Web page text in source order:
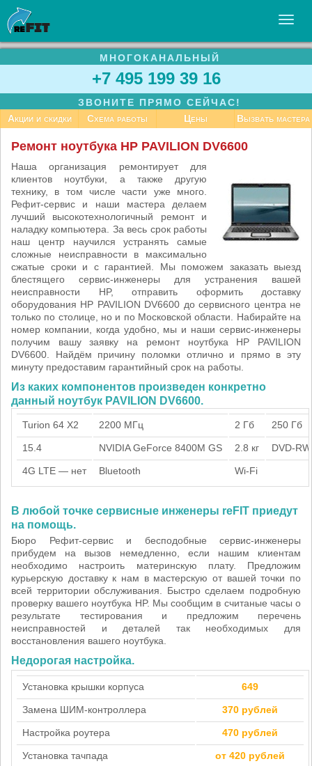
УСЛУГИ
БИЗНЕСУ
СТАТЬИ
МНОГОКАНАЛЬНЫЙ
+7 495 199 39 16
ЗВОНИТЕ ПРЯМО СЕЙЧАС!
Акции и скидки
Схема работы Цены Вызвать мастера
Ремонт ноутбука HP PAVILION DV6600
Наша организация ремонтирует для
клиентов ноутбуки, а также другую
технику, в том числе части уже много.
Рефит-сервис и наши мастера делаем
лучший высокотехнологичный ремонт и
наладку компьютера. За весь срок работы
наш центр научился устранять самые
сложные неисправности в максимально
сжатые сроки и с гарантией. Мы поможем заказать выезд
блестящего сервис-инженеры для устранения вашей
неисправности HP, отправить оформить доставку
оборудования HP PAVILION DV6600 до сервисного центра не
только по столице, но и по Московской области. Набирайте на
номер компании, когда удобно, мы и наши сервис-инженеры
получим вашу заявку на ремонт ноутбука HP PAVILION
DV6600. Найдём причину поломки отлично и прямо в эту
минуту предоставим гарантийный срок на работы.
Из каких компонентов произведен конкретно
данный ноутбук PAVILION DV6600.
Turion 64 X2 2200 МГц 2 Гб 250 Гб
15.4 NVIDIA GeForce 8400M GS 2.8 кг DVD-RW
4G LTE — нет Bluetooth Wi-Fi
В любой точке сервисные инженеры reFIT приедут
на помощь.
Бюро Рефит-сервис и бесподобные сервис-инженеры
прибудем на вызов немедленно, если нашим клиентам
необходимо настроить материнскую плату. Предложим
курьерскую доставку к нам в мастерскую от вашей точки по
всей территории обслуживания. Быстро сделаем подробную
проверку вашего ноутбука HP. Мы сообщим в считаные часы о
результате тестирования и предложим перечень
неисправностей и деталей так необходимых для
восстановления вашего ноутбука.
Недорогая настройка.
Установка крышки корпуса 649
Замена ШИМ-контроллера 370 рублей
Настройка роутера 470 рублей
Установка тачпада от 420 рублей